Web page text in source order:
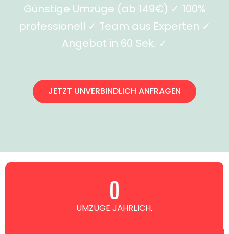
Günstige Umzüge (ab 149€) ✓ 100%
professionell ✓ Team aus Experten ✓
Angebot in 60 Sek. ✓
JETZT UNVERBINDLICH ANFRAGEN
UMZÜGE JÄHRLICH.
0